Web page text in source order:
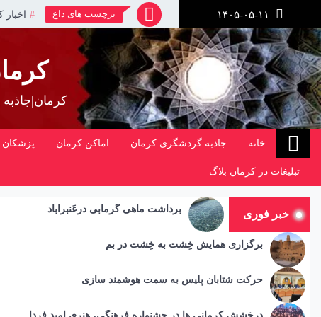
محتوا
برچسب های داغ اخبار
خانه جاذبه گردشگری کرمان اماکن کرمان پزشکان
تبلیغات در کرمان بلاگ
خبر فوری برداشت ماهی گرمابی درعَنبرآباد
برگزاری همایش خِشت به خِشت در بم
حرکت شتابان پلیس به سمت هوشمند سازی